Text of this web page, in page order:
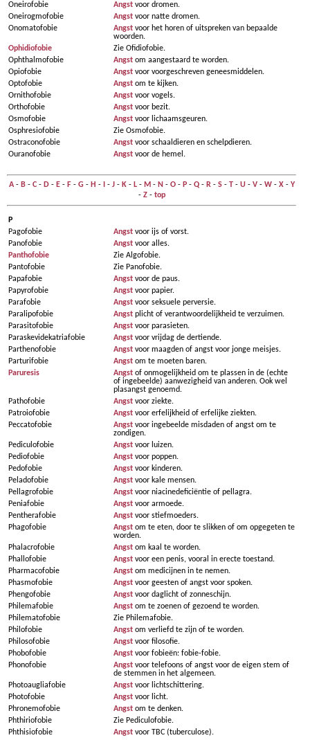
Oneirofobie
Angst voor dromen.
Oneirogmofobie
Angst voor natte dromen.
Onomatofobie
Angst voor het horen of uitspreken van bepaalde
woorden.
Ophidiofobie
Zie Ofidiofobie.
Ophthalmofobie
Angst om aangestaard te worden.
Opiofobie
Angst voor voorgeschreven geneesmiddelen.
Optofobie
Angst om te kijken.
Ornithofobie
Angst voor vogels.
Orthofobie
Angst voor bezit.
Osmofobie
Angst voor lichaamsgeuren.
Osphresiofobie
Zie Osmofobie.
Ostraconofobie
Angst voor schaaldieren en schelpdieren.
Ouranofobie
Angst voor de hemel.
A- B- C- D- E- F - G- H - - J- K- L- M - N - O- P- Q- R- S- T- U- V- W- X- Y
- Z- top
P
Pagofobie
Angst voor ijs of vorst.
Panofobie
Angst voor alles.
Panthofobie
Zie Algofobie.
Pantofobie
Zie Panofobie.
Papafobie
Angst voor de paus.
Papyrofobie
Angst voor papier.
Parafobie
Angst voor seksuele perversie.
Paralipofobie
Angst plicht of verantwoordelijkheid te verzuimen.
Parasitofobie
Angst voor parasieten.
Paraskevi­deka­tria­fobie
Angst voor vrijdag de dertiende.
Parthenofobie
Angst voor maagden of angst voor jonge meisjes.
Parturifobie
Angst om te moeten baren.
Paruresis
Angst of onmogelijkheid om te plassen in de (echte
of ingebeelde) aanwezigheid van anderen. Ook wel
plasangst genoemd.
Pathofobie
Angst voor ziekte.
Patroiofobie
Angst voor erfelijkheid of erfelijke ziekten.
Peccatofobie
Angst voor ingebeelde misdaden of angst om te
zondigen.
Pediculofobie
Angst voor luizen.
Pediofobie
Angst voor poppen.
Pedofobie
Angst voor kinderen.
Peladofobie
Angst voor kale mensen.
Pellagrofobie
Angst voor niacinedeficiëntie of pellagra.
Peniafobie
Angst voor armoede.
Pentherafobie
Angst voor stiefmoeders.
Phagofobie
Angst om te eten, door te slikken of om opgegeten te
worden.
Phalacrofobie
Angst om kaal te worden.
Phallofobie
Angst voor een penis, vooral in erecte toestand.
Pharmacofobie
Angst om medicijnen in te nemen.
Phasmofobie
Angst voor geesten of angst voor spoken.
Phengofobie
Angst voor daglicht of zonneschijn.
Philemafobie
Angst om te zoenen of gezoend te worden.
Philematofobie
Zie Philemafobie.
Philofobie
Angst om verliefd te zijn of te worden.
Philosofobie
Angst voor filosofie.
Phobofobie
Angst voor fobieën: fobie-fobie.
Phonofobie
Angst voor telefoons of angst voor de eigen stem of
de stemmen in het algemeen.
Photoaugliafobie
Angst voor lichtschittering.
Photofobie
Angst voor licht.
Phronemofobie
Angst om te denken.
Phthiriofobie
Zie Pediculofobie.
Phthisiofobie
Angst voor TBC (tuberculose).